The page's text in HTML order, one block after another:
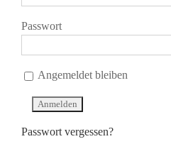
Passwort
Angemeldet bleiben
Passwort vergessen?